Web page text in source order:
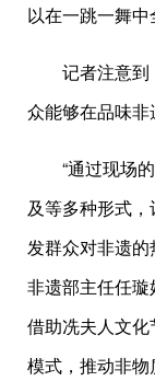
以在一跳一舞中
记者注意到
众能够在品味非
“通过现场的
及等多种形式
发群众对非遗
非遗部主任任
借助冼夫人文
模式，推动非物